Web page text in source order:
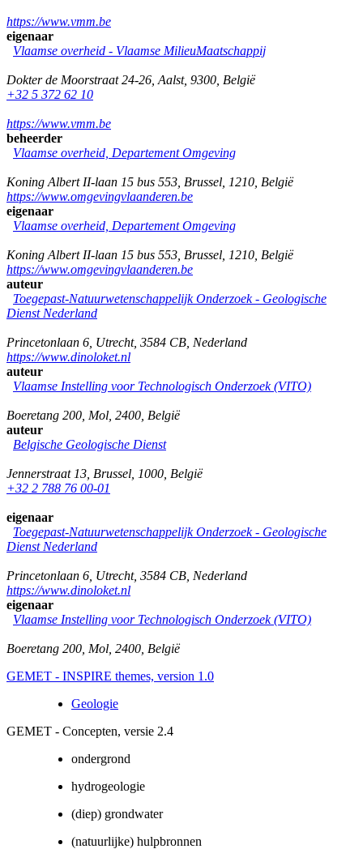
https://www.vmm.be
eigenaar
Vlaamse overheid - Vlaamse MilieuMaatschappij
Dokter de Moorstraat 24-26 Aalst, 9300 België
+32 5 372 62 10
https://www.vmm.be
beheerder
Vlaamse overheid, Departement Omgeving
Koning Albert II-laan 15 bus 553 Brussel 1210 België
https://www.omgevingvlaanderen.be
eigenaar
Vlaamse overheid, Departement Omgeving
Koning Albert II-laan 15 bus 553 Brussel 1210 België
https://www.omgevingvlaanderen.be
auteur
Toegepast-Natuurwetenschappelijk Onderzoek - Geologische
Dienst Nederland
Princetonlaan 6 Utrecht, 3584 CB Nederland
https://www.dinoloket.nl
auteur
Vlaamse Instelling voor Technologisch Onderzoek (VITO)
Boeretang 200 Mol 2400 België
auteur
Belgische Geologische Dienst
Jennerstraat 13 Brussel 1000 België
+32 2 788 76 00-01
eigenaar
Toegepast-Natuurwetenschappelijk Onderzoek - Geologische
Dienst Nederland
Princetonlaan 6 Utrecht, 3584 CB Nederland
https://www.dinoloket.nl
eigenaar
Vlaamse Instelling voor Technologisch Onderzoek (VITO)
Boeretang 200 Mol 2400 België
GEMET - INSPIRE themes, version 1.0
Geologie
GEMET - Concepten, versie 2.4
ondergrond
hydrogeologie
(diep) grondwater
(natuurlijke) hulpbronnen